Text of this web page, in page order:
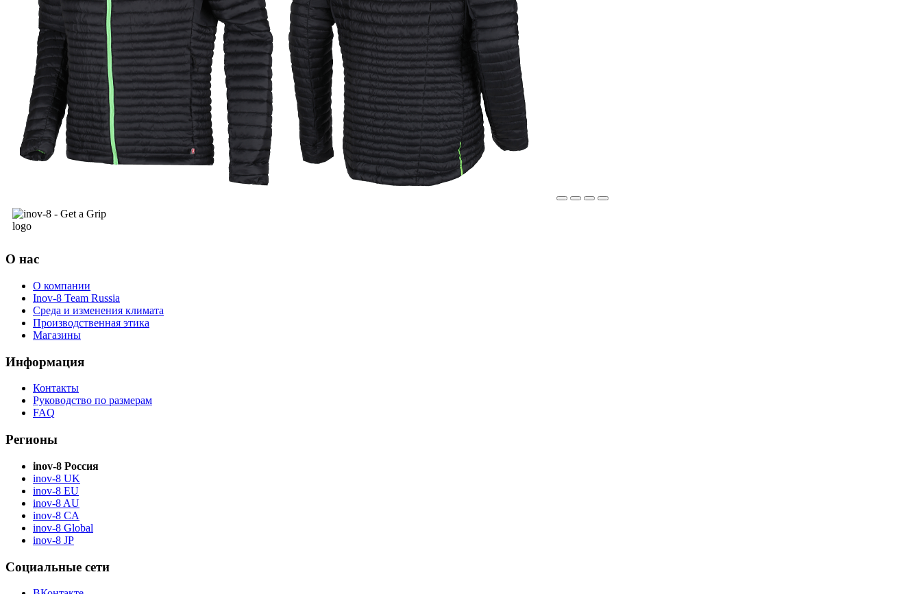
О нас
О компании
Inov-8 Team Russia
Среда и изменения климата
Производственная этика
Магазины
Информация
Контакты
Руководство по размерам
FAQ
Регионы
inov-8 Россия
inov-8 UK
inov-8 EU
inov-8 AU
inov-8 CA
inov-8 Global
inov-8 JP
Социальные сети